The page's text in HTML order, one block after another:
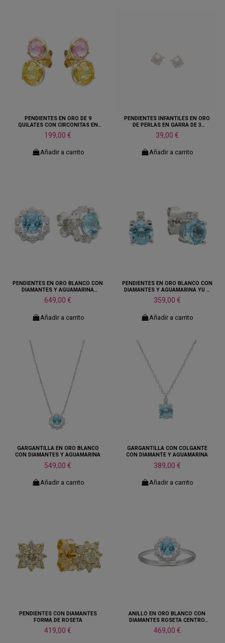
PENDIENTES EN ORO DE 9
QUILATES CON CIRCONITAS EN
AMARILLO Y ROSA
199,00 €
Añadir a carrito
PENDIENTES INFANTILES EN ORO
DE PERLAS EN GARRA DE 3
MILIMETROS
39,00 €
Añadir a carrito
PENDIENTES EN ORO BLANCO CON
DIAMANTES Y AGUAMARINA
FORMA DE ROSETA
649,00 €
Añadir a carrito
PENDIENTES EN ORO BLANCO CON
DIAMANTES Y AGUAMARINA YU Y
YO
359,00 €
Añadir a carrito
GARGANTILLA EN ORO BLANCO
CON DIAMANTES Y AGUAMARINA
549,00 €
Añadir a carrito
GARGANTILLA CON COLGANTE
CON DIAMANTE Y AGUAMARINA
389,00 €
Añadir a carrito
PENDIENTES CON DIAMANTES
FORMA DE ROSETA
419,00 €
ANILLO EN ORO BLANCO CON
DIAMANTES ROSETA CENTRO
AGUAMARINA
469,00 €